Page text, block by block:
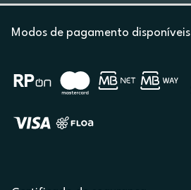
Modos de pagamento disponíveis